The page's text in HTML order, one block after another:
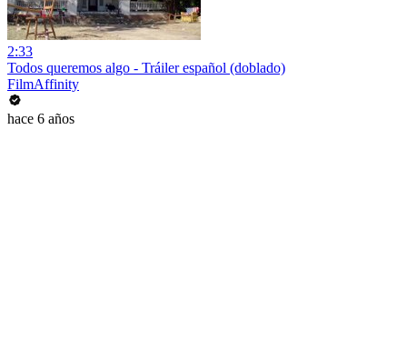
2:33
Todos queremos algo - Tráiler español (doblado)
FilmAffinity
hace 6 años